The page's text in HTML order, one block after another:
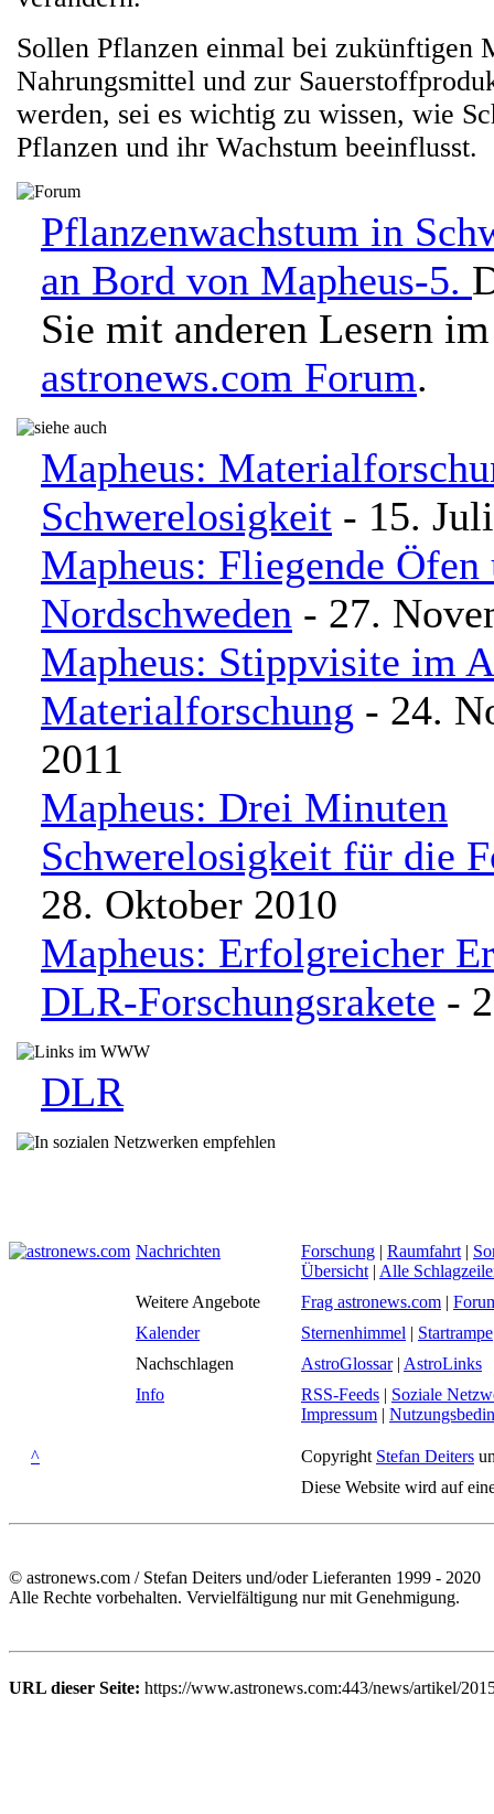
Sollen Pflanzen einmal bei zukünftigen
Nahrungsmittel und zur
werden, sei es wichtig zu wissen, wie
Pflanzen und ihr Wachstum beeinflusst.
Pflanzenwachstum in
an Bord von Mapheus-5.
Sie mit anderen Lesern im
astronews.com Forum.
Mapheus:
Schwerelosigkeit - 15.
Mapheus: Fliegende Öfen
Nordschweden - 27.
Mapheus: Stippvisite im
Materialforschung - 24.
2011
Mapheus: Drei Minuten
Schwerelosigkeit für die
28. Oktober 2010
Mapheus: Erfolgreicher
DLR-Forschungsrakete -
DLR
Nachrichten Forschung | Raumfahrt |
Übersicht | Alle
Weitere Angebote
Frag astronews.com |
Kalender
Sternenhimmel | Startrampe
Nachschlagen
AstroGlossar| AstroLinks
Info
RSS-Feeds | Soziale
Impressum |
^ Copyright Stefan Deiters
Diese Website wird auf
© astronews.com / Stefan Deiters und/oder Lieferanten 1999 - 2020
Alle Rechte vorbehalten. Vervielfältigung nur mit Genehmigung.
URL dieser Seite: https://www.astronews.com:443/news/artikel/